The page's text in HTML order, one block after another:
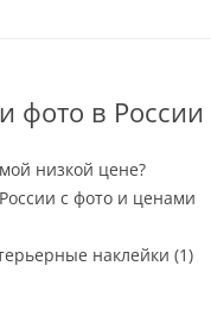
фото в России
низкой цене?
с фото и ценами
наклейки (1)